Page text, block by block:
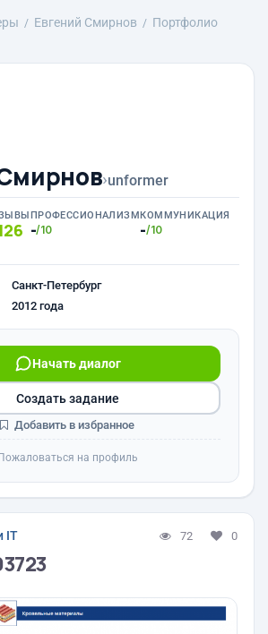
Евгений Смирнов
Портфолио
›unformer
ПРОФЕССИОНАЛИЗМ
-/10
КОММУНИКАЦИЯ
-/10
Санкт-Петербург
2012 года
Начать диалог
Создать задание
Добавить в избранное
Пожаловаться на профиль
IT 72 0